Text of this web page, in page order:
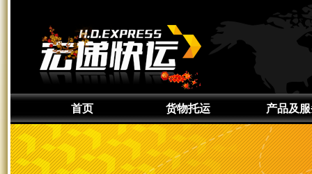
首页 货物托运
通知取件
准备货物
产品及
产品介绍
服务区域